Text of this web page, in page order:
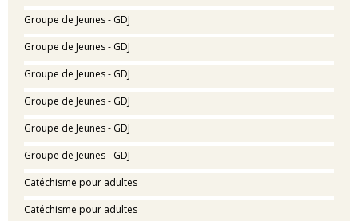
Groupe de Jeunes - GDJ
Groupe de Jeunes - GDJ
Groupe de Jeunes - GDJ
Groupe de Jeunes - GDJ
Groupe de Jeunes - GDJ
Groupe de Jeunes - GDJ
Catéchisme pour adultes
Catéchisme pour adultes